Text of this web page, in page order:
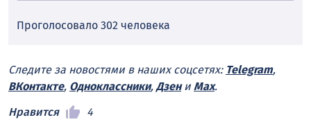
Проголосовало 302 человекa
Следите за новостями в наших соцсетях: Telegram,
ВКонтакте, Одноклассники, Дзени Max.
Нравится
4